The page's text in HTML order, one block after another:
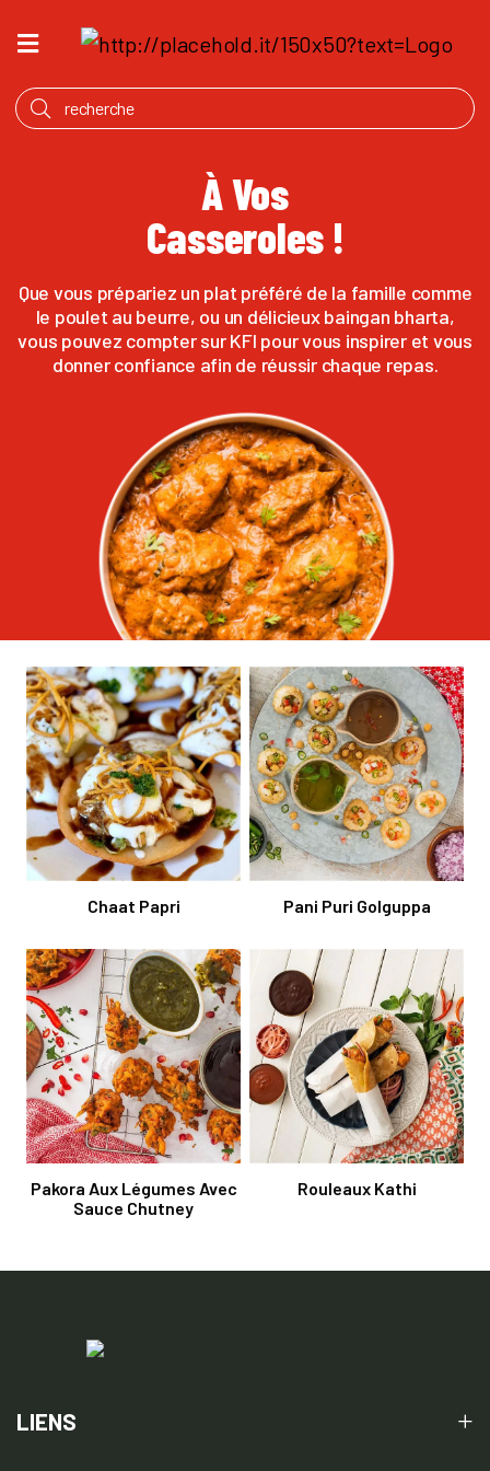
ACCUEIL
QU’EST
HISTOIRE
OÙ
ACHETER
À Vos
Casseroles !
Que vous prépariez un plat préféré de la famille comme
le poulet au beurre, ou un délicieux baingan bharta,
vous pouvez compter sur KFI pour vous inspirer et vous
donner confiance afin de réussir chaque repas.
Chaat Papri Pani Puri Golguppa
Pakora Aux Légumes Avec
Sauce Chutney
Rouleaux Kathi
LIENS